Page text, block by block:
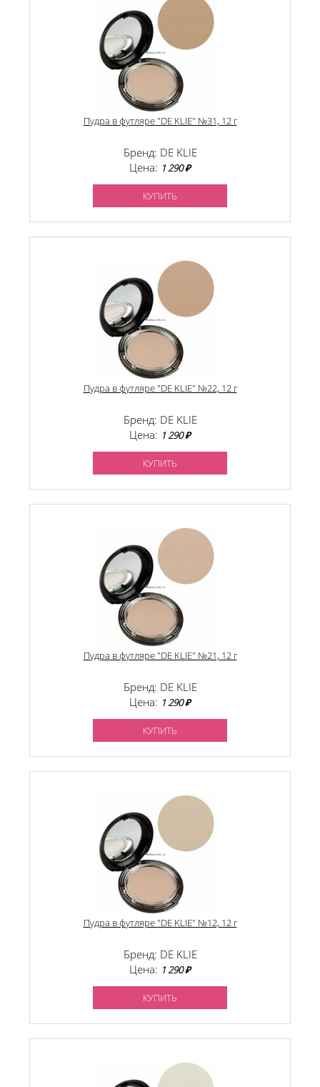
Пудра в футляре "DE KLIE" №31, 12 г
Бренд: DE KLIE
Цена: 1 290 ₽
КУПИТЬ
Пудра в футляре "DE KLIE" №22, 12 г
Бренд: DE KLIE
Цена: 1 290 ₽
КУПИТЬ
Пудра в футляре "DE KLIE" №21, 12 г
Бренд: DE KLIE
Цена: 1 290 ₽
КУПИТЬ
Пудра в футляре "DE KLIE" №12, 12 г
Бренд: DE KLIE
Цена: 1 290 ₽
КУПИТЬ